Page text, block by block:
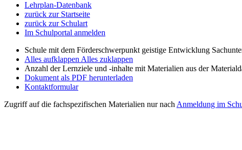
Lehrplan-Datenbank
zurück zur Startseite
zurück zur Schulart
Im Schulportal anmelden
Schule mit dem Förderschwerpunkt geistige Entwicklung
Alles aufklappen Alles zuklappen
Anzahl der Lernziele und -inhalte mit Materialien aus der
Dokument als PDF herunterladen
Kontaktformular
Zugriff auf die fachspezifischen Materialien nur nach Anmeldung im